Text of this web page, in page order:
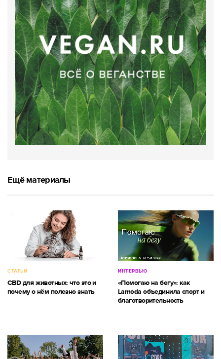
Ещё материалы
СТАТЬИ
CBD для животных: что это и
почему о нём полезно знать
ИНТЕРВЬЮ
«Помогаю на бегу»: как
Lamoda объединила спорт и
благотворительность